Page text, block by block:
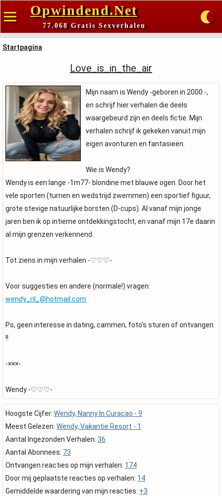
Opwindend.Net
77.068 Gratis Sexverhalen
Startpagina
Love_is_in_the_air
Mijn naam is Wendy -geboren in 2000 -,
en schrijf hier verhalen die deels
waargebeurd zijn en deels fictie. Mijn
verhalen schrijf ik gekeken vanuit mijn
eigen avonturen en fantasieën.
Wie is Wendy?
Wendy is een lange -1m77- blondine met blauwe ogen. Door het
vele sporten (turnen en wedstrijd zwemmen) een sportief figuur,
grote stevige natuurlijke borsten (D-cups). Al vanaf mijn jonge
jaren ben ik op intieme ontdekkingstocht, en vanaf mijn 17e daarin
al mijn grenzen verkennend.
Tot ziens in mijn verhalen -♡♡♡-
Voor suggesties en andere (normale!) vragen:
wendy_nl_@hotmail.com
Ps, geen interesse in dating, cammen, foto's sturen of ontvangen
!!
-×××-
Wendy -♡♡♡-
Hoogste Cijfer: Wendy, Nanny In Curaçao - 9
Meest Gelezen: Wendy, Vakantie Resort - 1
Aantal Ingezonden Verhalen: 36
Aantal Abonnees: 73
Ontvangen reacties op mijn verhalen: 174
Door mij geplaatste reacties op verhalen: 14
Gemiddelde waardering van mijn reacties: +3